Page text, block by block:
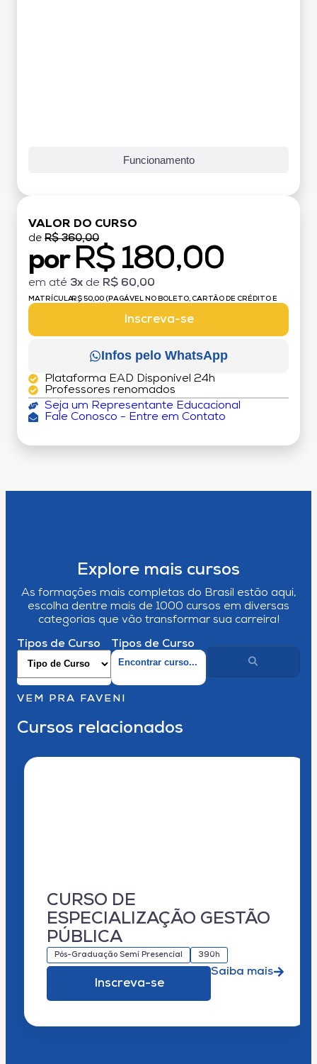
Funcionamento
VALOR DO CURSO
de R$ 360,00
por R$ 180,00
em até 3x de R$ 60,00
MATRÍCULA:R$ 50,00 (PAGÁVEL NO BOLETO, CARTÃO DE CRÉDITO E
Inscreva-se
Infos pelo WhatsApp
Plataforma EAD Disponível 24h
Professores renomados
Seja um Representante Educacional
Fale Conosco - Entre em Contato
Explore mais cursos
As formações mais completas do Brasil estão aqui,
escolha dentre mais de 1000 cursos em diversas
categorias que vão transformar sua carreira!
Tipos de Curso Tipos de Curso
VEM PRA FAVENI
Cursos relacionados
CURSO DE
ESPECIALIZAÇÃO GESTÃO
PÚBLICA
Pós-Graduação Semi Presencial 390h
Inscreva-se
Saiba mais